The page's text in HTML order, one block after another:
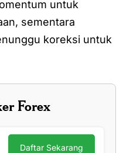
untuk
sementara
koreksi untuk
Forex
Daftar Sekarang